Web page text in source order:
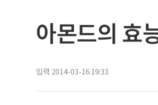
아몬드의 효
입력 2014-03-16 19:33